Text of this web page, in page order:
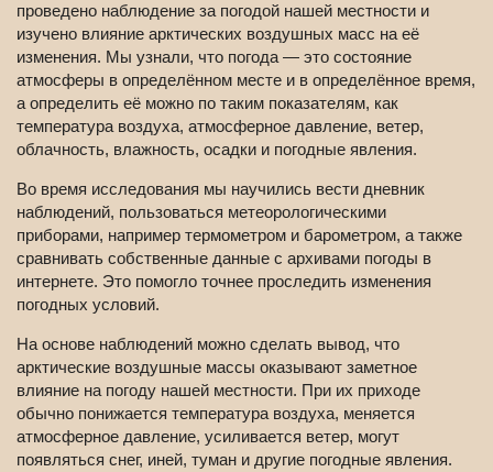
проведено наблюдение за погодой нашей местности и
изучено влияние арктических воздушных масс на её
изменения. Мы узнали, что погода — это состояние
атмосферы в определённом месте и в определённое время,
а определить её можно по таким показателям, как
температура воздуха, атмосферное давление, ветер,
облачность, влажность, осадки и погодные явления.
Во время исследования мы научились вести дневник
наблюдений, пользоваться метеорологическими
приборами, например термометром и барометром, а также
сравнивать собственные данные с архивами погоды в
интернете. Это помогло точнее проследить изменения
погодных условий.
На основе наблюдений можно сделать вывод, что
арктические воздушные массы оказывают заметное
влияние на погоду нашей местности. При их приходе
обычно понижается температура воздуха, меняется
атмосферное давление, усиливается ветер, могут
появляться снег, иней, туман и другие погодные явления.